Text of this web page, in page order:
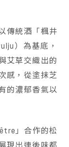
傳統酒「楓井
）為基底，
艾草交織出的
感，從塗抹芝
的濃郁香氣以
」合作的松